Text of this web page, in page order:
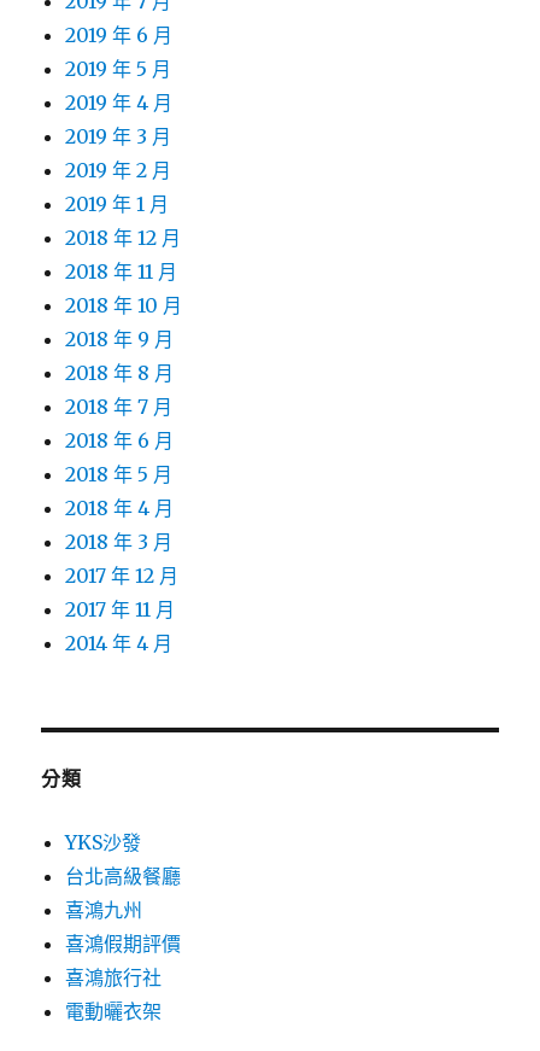
2019 年 6 月
2019 年 5 月
2019 年 4 月
2019 年 3 月
2019 年 2 月
2019 年 1 月
2018 年 12 月
2018 年 11 月
2018 年 10 月
2018 年 9 月
2018 年 8 月
2018 年 7 月
2018 年 6 月
2018 年 5 月
2018 年 4 月
2018 年 3 月
2017 年 12 月
2017 年 11 月
2014 年 4 月
分類
YKS沙發
台北高級餐廳
喜鴻九州
喜鴻假期評價
喜鴻旅行社
電動曬衣架